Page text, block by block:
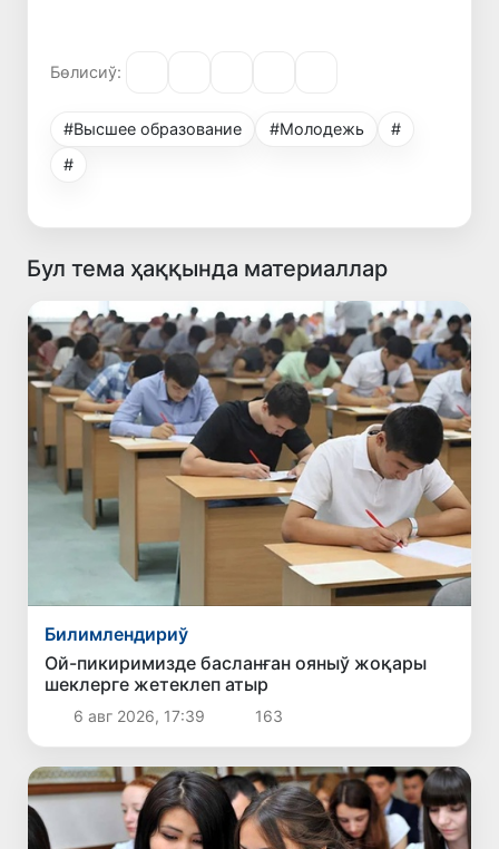
Бөлисиў:
#Высшее образование #Молодежь
#
#
Бул тема ҳаққында материаллар
Билимлендириў
Ой-пикиримизде басланған ояныў жоқары
шеклерге жетеклеп атыр
6 авг 2026, 17:39 163